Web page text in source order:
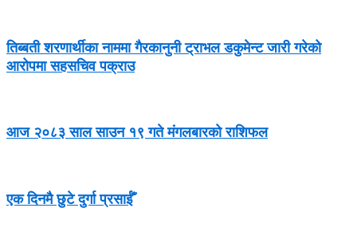
तिब्बती शरणार्थीका नाममा गैरकानुनी ट्राभल डकुमेन्ट जारी गरेको
आरोपमा सहसचिव पक्राउ
आज २०८३ साल साउन १९ गते मंगलबारको राशिफल
एक दिनमै छुटे दुर्गा प्रसाईँ